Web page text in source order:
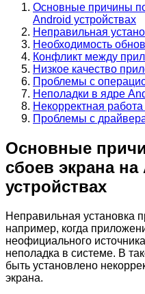
Основные причины
Android устройствах
Неправильная
Необходимость
Конфликт между
Низкое качество
Проблемы с
Неполадки в ядре
Некорректная
Проблемы с
Основные
сбоев экрана
устройствах
Неправильная установка
например, когда
неофициального
неполадка в системе. В
быть установлено
экрана.